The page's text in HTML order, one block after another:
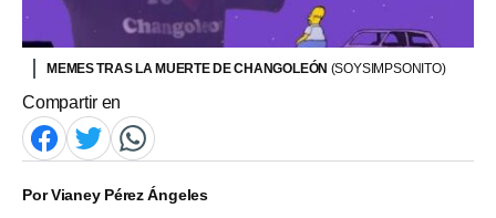
MEMES TRAS LA MUERTE DE CHANGOLEÓN (SOYSIMPSONITO)
Compartir en
PorVianey Pérez Ángeles